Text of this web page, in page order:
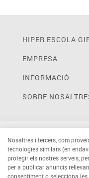
HIPER ESCOLA
EMPRESA
INFORMACIÓ
SOBRE
Nosaltres i tercers, com
tecnologies similars (en
protegir els nostres serveis,
per a publicar anuncis
consentiment o selecciona